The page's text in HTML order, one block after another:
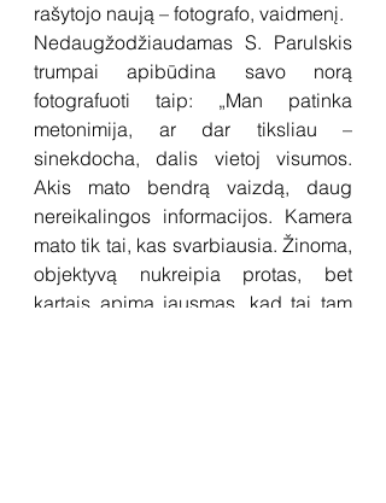
rašytojo naują – fotografo, vaidmenį.
Nedaugžodžiaudamas S. Parulskis
trumpai apibūdina savo norą
fotografuoti taip: „Man patinka
metonimija, ar dar tiksliau –
sinekdocha, dalis vietoj visumos.
Akis mato bendrą vaizdą, daug
nereikalingos informacijos. Kamera
mato tik tai, kas svarbiausia. Žinoma,
objektyvą nukreipia protas, bet
kartais apima jausmas, kad tai tam